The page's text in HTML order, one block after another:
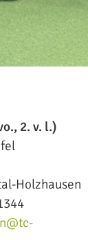
2. v. l.)
Holzhausen